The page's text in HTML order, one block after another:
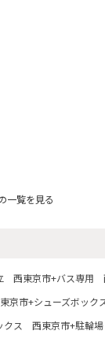
一覧を見る
西東京市+バス専用
京市+シューズボック
クス 西東京市+駐輪場